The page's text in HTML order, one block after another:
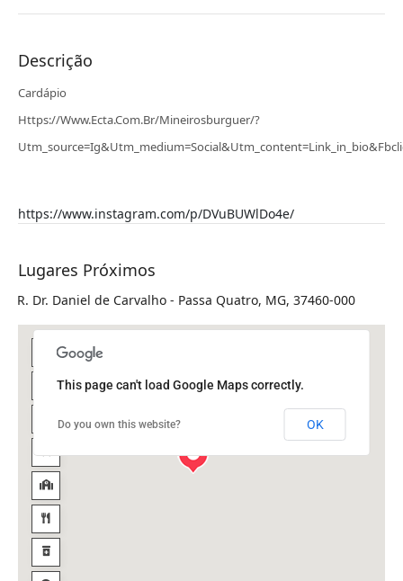
Descrição
Cardápio
Https://www.ecta.com.br/Mineirosburguer/?
https://www.instagram.com/p/DVuBUWlDo4e/
Lugares Próximos
R. Dr. Daniel de Carvalho - Passa Quatro, MG, 37460-000
This page can't load Google Maps correctly.
Do you own this website? OK